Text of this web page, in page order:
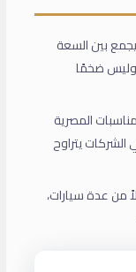
الذي يجمع بين السعة
وليس ضخمًا
المصرية
يتراوح
من عدة سيارات،